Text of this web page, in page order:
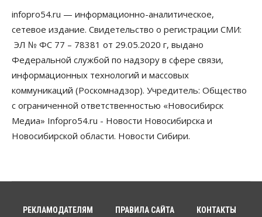
Общество
В Новосибирске прошёл митинг
против нового закона о памятниках
07 Августа 2026, 18:00
Бизнес
В аэропорту Толмачёво завершены работы по
бетонированию рулежных дорожек
07 Августа 2026, 17:00
Бизнес Недвижимость
Новосибирцы стали реже оформлять
мяса в Новосибирской области
infopro54.ru — информационно-аналитическое,
сетевое издание. Свидетельство о регистрации СМИ:
ЭЛ № ФС 77 – 78381 от 29.05.2020 г, выдано
Федеральной службой по надзору в сфере связи,
информационных технологий и массовых
коммуникаций (Роскомнадзор). Учредитель: Общество
с ограниченной ответственностью «Новосибирск
Медиа» Infopro54.ru - Новости Новосибирска и
Новосибирской области. Новости Сибири.
РЕКЛАМОДАТЕЛЯМ ПРАВИЛА САЙТА КОНТАКТЫ